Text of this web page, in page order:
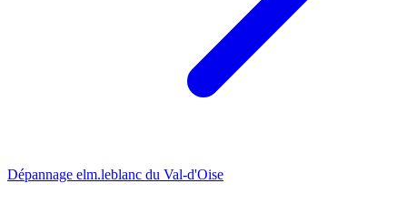
Dépannage elm.leblanc du Val-d'Oise